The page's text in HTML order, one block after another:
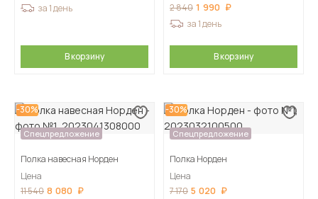
за 1 день
В корзину
2 840 1 990
за 1 день
В корзину
-30%
Спецпредложение
Полка навесная Норден
Цена
11 540 8 080
-30%
Спецпредложение
Полка Норден
Цена
7 170 5 020